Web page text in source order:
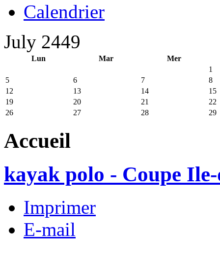
Calendrier
July 2449
Lun Mar
Mer
1
5
6 7
8
12
13 14
15
19
20 21
22
26
27 28 29
Accueil
kayak polo - Coupe
Imprimer
E-mail